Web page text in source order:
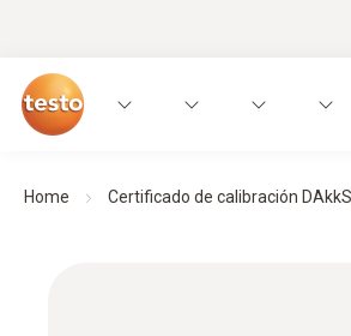
Home Certificado de calibración